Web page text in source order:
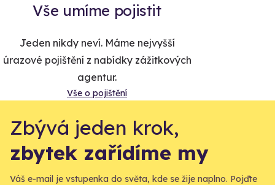
Vše umíme pojistit
Jeden nikdy neví. Máme nejvyšší
úrazové pojištění z nabídky zážitkových
agentur.
Vše o pojištění
Zbývá jeden krok,
zbytek zařídíme my
Váš e-mail je vstupenka do světa, kde se žije naplno. Pojďte